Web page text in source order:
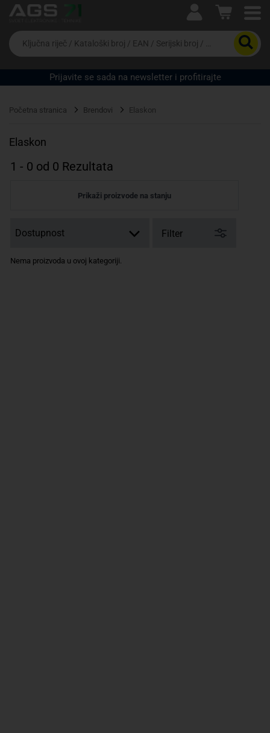
Ova postavka prilagođava asortiman proizvoda i
cijene vašim potrebama.
Da
biste
potražili
proizvod,
unesite
riječ,
EAN
serijski
Prijavite se sada na newsletter i profitirajte
Početna stranica Brendovi Elaskon
Elaskon
1 - 0 od 0 Rezultata
Prikaži proizvode na stanju
Filter
Nema proizvoda u ovoj kategoriji.